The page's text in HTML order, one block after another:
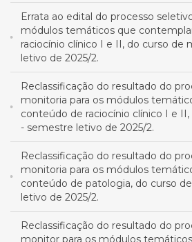
Errata ao edital do processo
módulos temáticos que
raciocínio clínico I e II, do curso de
letivo de 2025/2.
Reclassificação do resultado do
monitoria para os módulos
conteúdo de raciocínio clínico I e
- semestre letivo de 2025/2.
Reclassificação do resultado do
monitoria para os módulos
conteúdo de patologia, do curso
letivo de 2025/2.
Reclassificação do resultado do
monitor para os módulos